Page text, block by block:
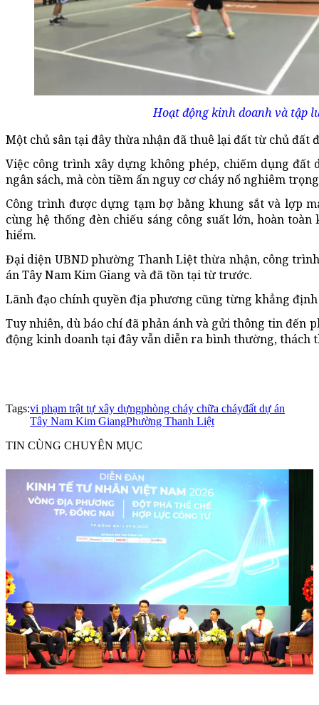
Hoạt động kinh doanh và tập
Một chủ sân tại đây thừa nhận đã thuê lại đất từ chủ đất
Việc công trình xây dựng không phép, chiếm dụng
ngân sách, mà còn tiềm ẩn nguy cơ cháy nổ nghiêm
Công trình được dựng tạm bợ bằng khung sắt và lợp
cùng hệ thống đèn chiếu sáng công suất lớn, hoàn
hiểm.
Đại diện UBND phường Thanh Liệt thừa nhận, công
án Tây Nam Kim Giang và đã tồn tại từ trước.
Lãnh đạo chính quyền địa phương cũng từng khẳng
Tuy nhiên, dù báo chí đã phản ánh và gửi thông tin đến
động kinh doanh tại đây vẫn diễn ra bình thường, thách
Tags:vi phạm trật tự xây dựngphòng cháy chữa cháyđất dự án
Tây Nam Kim GiangPhường Thanh Liệt
TIN CÙNG CHUYÊN MỤC